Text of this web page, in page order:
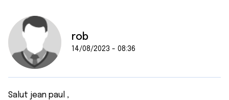
rob
14/08/2023 - 08:36
Salut jean paul ,